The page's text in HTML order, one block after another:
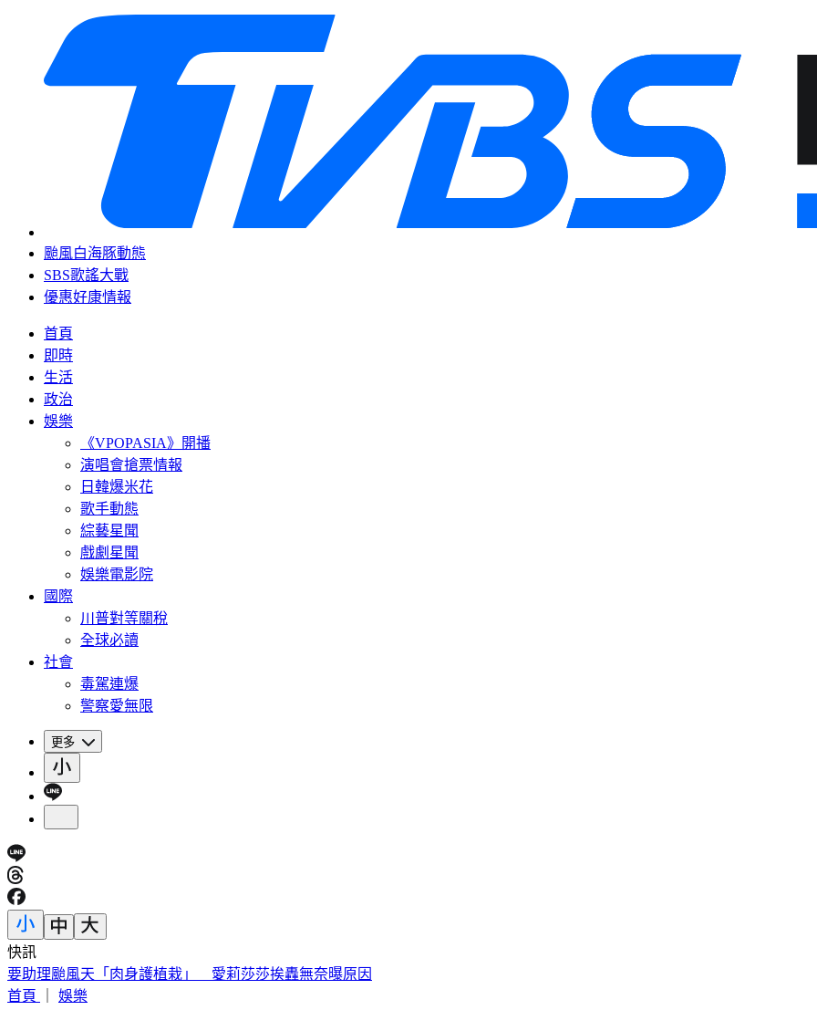
颱風白海豚動態
SBS歌謠大戰
優惠好康情報
首頁
即時
生活
政治
娛樂
《VPOPASIA》開播
演唱會搶票情報
日韓爆米花
歌手動態
綜藝星聞
戲劇星聞
娛樂電影院
國際
川普對等關稅
全球必讀
社會
毒駕連爆
警察愛無限
更多
快訊
桃園明天5區近10萬戶斷水11小時 影響範圍一次看
首頁
娛樂